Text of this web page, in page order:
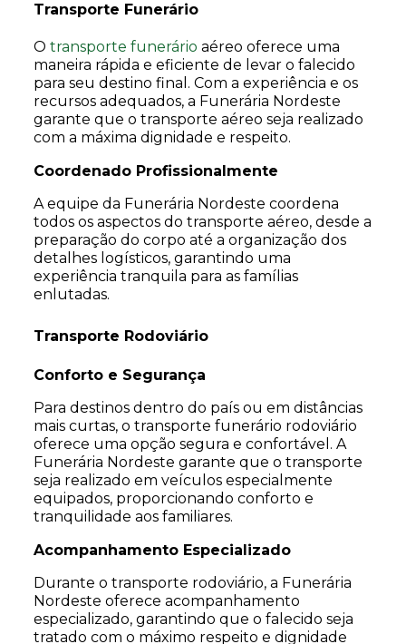
Transporte Funerário
O transporte funerário aéreo oferece uma
maneira rápida e eficiente de levar o falecido
para seu destino final. Com a experiência e os
recursos adequados, a Funerária Nordeste
garante que o transporte aéreo seja realizado
com a máxima dignidade e respeito.
Coordenado Profissionalmente
A equipe da Funerária Nordeste coordena
todos os aspectos do transporte aéreo, desde a
preparação do corpo até a organização dos
detalhes logísticos, garantindo uma
experiência tranquila para as famílias
enlutadas.
Transporte Rodoviário
Conforto e Segurança
Para destinos dentro do país ou em distâncias
mais curtas, o transporte funerário rodoviário
oferece uma opção segura e confortável. A
Funerária Nordeste garante que o transporte
seja realizado em veículos especialmente
equipados, proporcionando conforto e
tranquilidade aos familiares.
Acompanhamento Especializado
Durante o transporte rodoviário, a Funerária
Nordeste oferece acompanhamento
especializado, garantindo que o falecido seja
tratado com o máximo respeito e dignidade